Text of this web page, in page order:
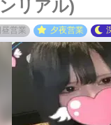
リアル)
営業 夕夜営業